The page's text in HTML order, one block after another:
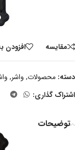
مقايسه افزودن
دسته: محصولات, واشر,
اشتراک گذاری:
توضیحات